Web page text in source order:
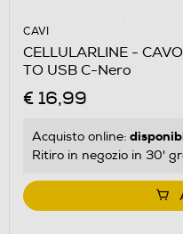
CAVI
CELLULARLINE -
TO USB C-Nero
€ 16,99
Acquisto online:
Ritiro in negozio in 30'